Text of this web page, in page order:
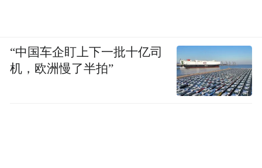
“中国车企盯上下一批十亿司
机，欧洲慢了半拍”